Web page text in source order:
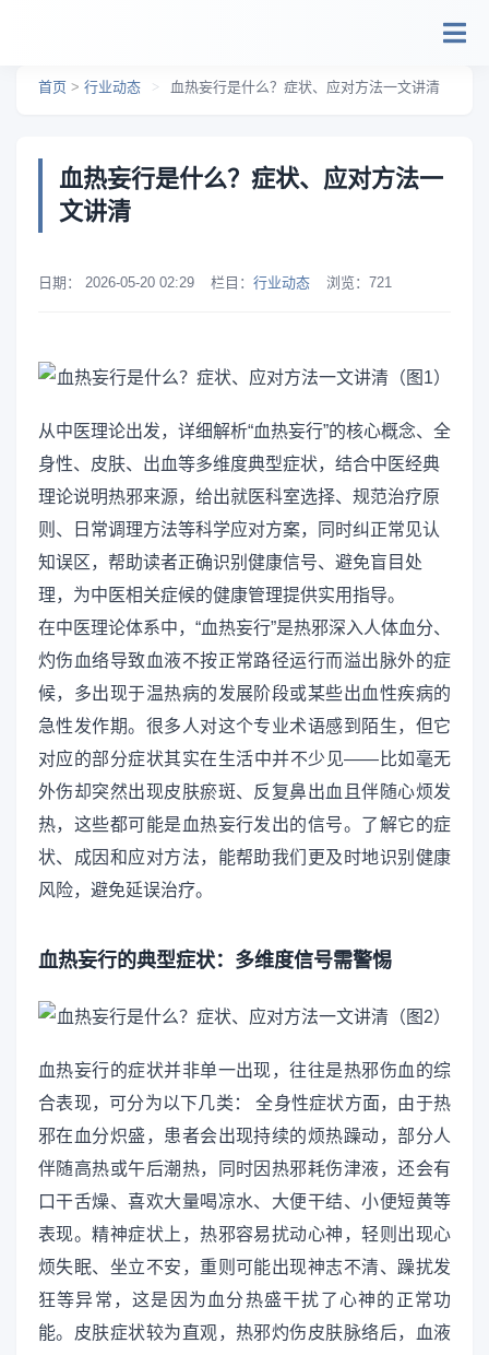
首页 > 行业动态 > 血热妄行是什么？症状、应对方法一文讲清
血热妄行是什么？症状、应对方法一
文讲清
日期： 2026-05-20 02:29 栏目： 行业动态 浏览： 721
从中医理论出发，详细解析“血热妄行”的核心概念、全
身性、皮肤、出血等多维度典型症状，结合中医经典
理论说明热邪来源，给出就医科室选择、规范治疗原
则、日常调理方法等科学应对方案，同时纠正常见认
知误区，帮助读者正确识别健康信号、避免盲目处
理，为中医相关症候的健康管理提供实用指导。
在中医理论体系中，“血热妄行”是热邪深入人体血分、
灼伤血络导致血液不按正常路径运行而溢出脉外的症
候，多出现于温热病的发展阶段或某些出血性疾病的
急性发作期。很多人对这个专业术语感到陌生，但它
对应的部分症状其实在生活中并不少见——比如毫无
外伤却突然出现皮肤瘀斑、反复鼻出血且伴随心烦发
热，这些都可能是血热妄行发出的信号。了解它的症
状、成因和应对方法，能帮助我们更及时地识别健康
风险，避免延误治疗。
血热妄行的典型症状：多维度信号需警惕
血热妄行的症状并非单一出现，往往是热邪伤血的综
合表现，可分为以下几类： 全身性症状方面，由于热
邪在血分炽盛，患者会出现持续的烦热躁动，部分人
伴随高热或午后潮热，同时因热邪耗伤津液，还会有
口干舌燥、喜欢大量喝凉水、大便干结、小便短黄等
表现。精神症状上，热邪容易扰动心神，轻则出现心
烦失眠、坐立不安，重则可能出现神志不清、躁扰发
狂等异常，这是因为血分热盛干扰了心神的正常功
能。皮肤症状较为直观，热邪灼伤皮肤脉络后，血液